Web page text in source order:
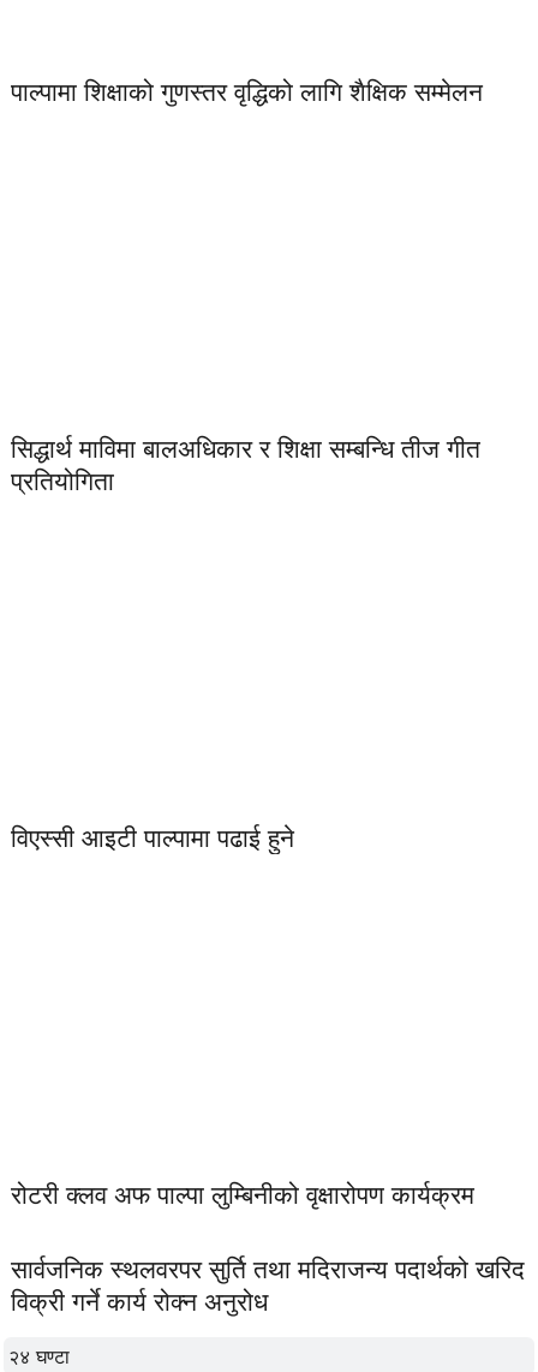
२४ घण्टा
पाल्पामा शिक्षाको गुणस्तर वृद्धिको लागि शैक्षिक सम्मेलन
सिद्धार्थ माविमा बालअधिकार र शिक्षा सम्बन्धि तीज गीत
प्रतियोगिता
विएस्सी आइटी पाल्पामा पढाई हुने
रोटरी क्लव अफ पाल्पा लुम्बिनीको वृक्षारोपण कार्यक्रम
सार्वजनिक स्थलवरपर सुर्ति तथा मदिराजन्य पदार्थको खरिद
विक्री गर्ने कार्य रोक्न अनुरोध